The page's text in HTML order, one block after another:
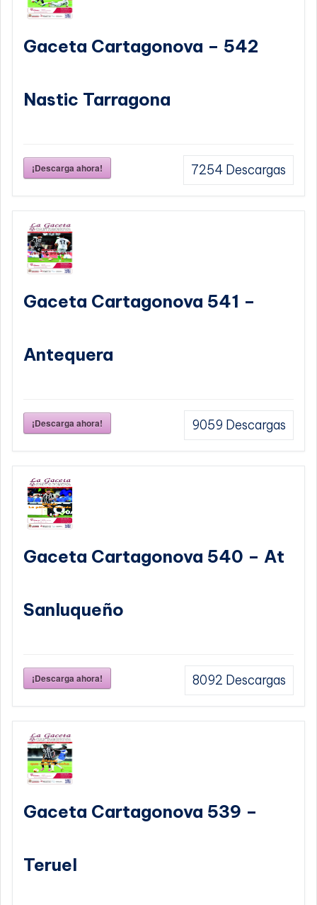
Gaceta Cartagonova – 542
Nastic Tarragona
¡Descarga ahora! 7254 Descargas
Gaceta Cartagonova 541 –
Antequera
¡Descarga ahora! 9059 Descargas
Gaceta Cartagonova 540 – At
Sanluqueño
¡Descarga ahora! 8092 Descargas
Gaceta Cartagonova 539 –
Teruel